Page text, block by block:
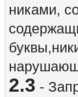
никами,
2.3 -